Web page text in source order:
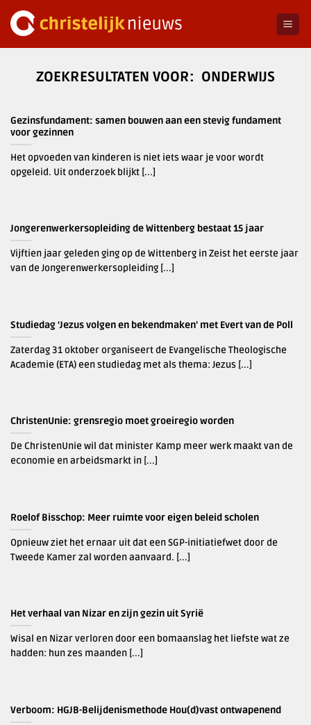
naar
ONDERWIJS
Gezinsfundament: samen bouwen aan een stevig fundament
voor gezinnen
Het opvoeden van kinderen is niet iets waar je voor wordt
opgeleid. Uit onderzoek blijkt [...]
Jongerenwerkersopleiding de Wittenberg bestaat 15 jaar
Vijftien jaar geleden ging op de Wittenberg in Zeist het eerste jaar
van de Jongerenwerkersopleiding [...]
Studiedag ‘Jezus volgen en bekendmaken’ met Evert van de Poll
Zaterdag 31 oktober organiseert de Evangelische Theologische
Academie (ETA) een studiedag met als thema: Jezus [...]
ChristenUnie: grensregio moet groeiregio worden
De ChristenUnie wil dat minister Kamp meer werk maakt van de
economie en arbeidsmarkt in [...]
Roelof Bisschop: Meer ruimte voor eigen beleid scholen
Opnieuw ziet het ernaar uit dat een SGP-initiatiefwet door de
Tweede Kamer zal worden aanvaard. [...]
Het verhaal van Nizar en zijn gezin uit Syrië
Wisal en Nizar verloren door een bomaanslag het liefste wat ze
hadden: hun zes maanden [...]
Verboom: HGJB-Belijdenismethode Hou(d)vast ontwapenend